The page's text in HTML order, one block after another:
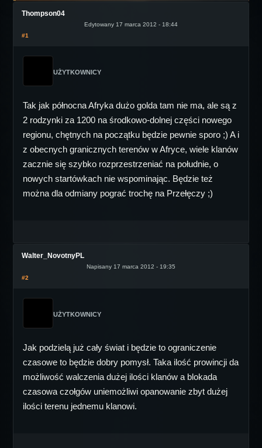
Thompson04
Edytowany 17 marca 2012 - 18:44
#1
UŻYTKOWNICY
Tak jak północna Afryka dużo golda tam nie ma, ale są z
2 rodzynki za 1200 na środkowo-dolnej części nowego
regionu, chętnych na początku będzie pewnie sporo ;) A i
z obecnych granicznych terenów w Afryce, wiele klanów
zacznie się szybko rozprzestrzeniać na południe, o
nowych startówkach nie wspominając. Będzie też
można dla odmiany pograć trochę na Przełęczy ;)
Walter_NovotnyPL
Napisany 17 marca 2012 - 19:35
#2
UŻYTKOWNICY
Jak podzielą już cały świat i będzie to ograniczenie
czasowe to będzie dobry pomysł. Taka ilość prowincji da
możliwość walczenia dużej ilości klanów a blokada
czasowa czołgów uniemożliwi opanowanie zbyt dużej
ilości terenu jednemu klanowi.